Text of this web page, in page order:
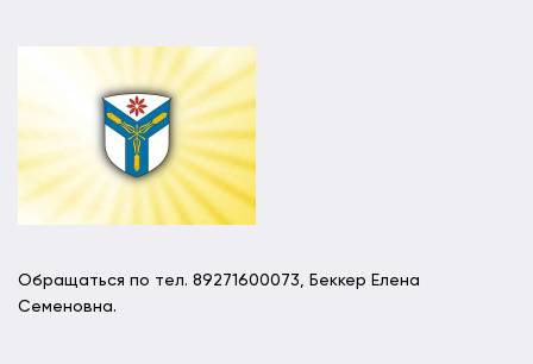
Обращаться по тел. 89271600073, Беккер Елена
Семеновна.